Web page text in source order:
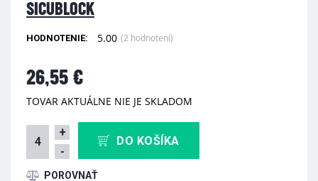
SICUBLOCK
HODNOTENIE: 5.00 (2 hodnotení)
26,55 €
TOVAR AKTUÁLNE NIE JE SKLADOM
+
-
DO KOŠÍKA